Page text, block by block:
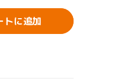
トに追加